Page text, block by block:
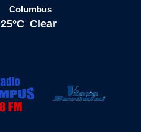
Columbus
25°C Clear